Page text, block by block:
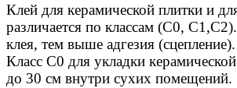
Клей для керамической плитки и
различается по классам (C0,
клея, тем выше адгезия (сцепление).
Класс С0 для укладки
до 30 см внутри сухих помещений.